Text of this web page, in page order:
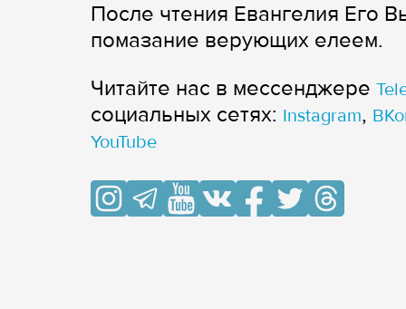
После чтения Евангелия Его
помазание верующих елеем.
Читайте нас в мессенджере
cоциальных сетях: Instagram,
YouTube